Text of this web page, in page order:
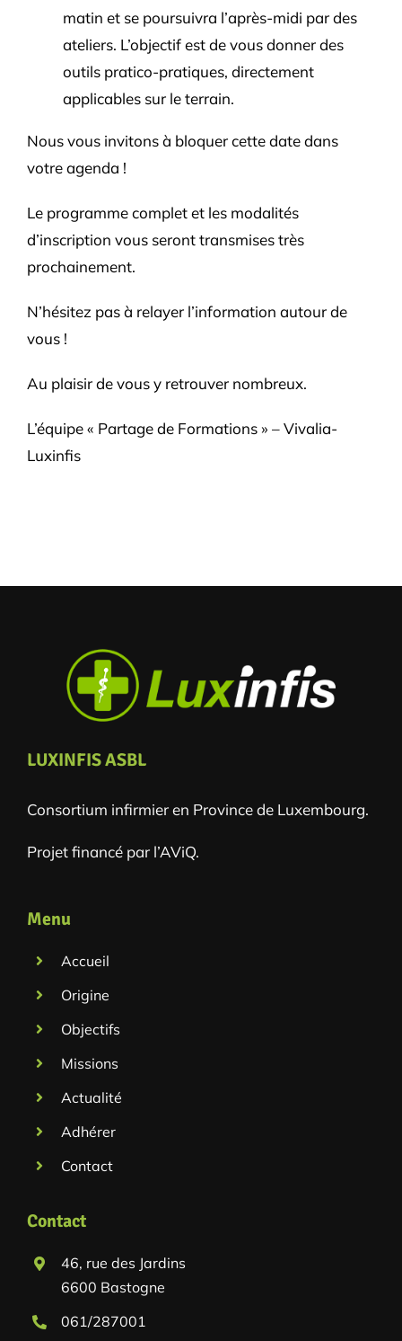
matin et se poursuivra l’après-midi par des
ateliers. L’objectif est de vous donner des
outils pratico-pratiques, directement
applicables sur le terrain.
Nous vous invitons à bloquer cette date dans
votre agenda !
Le programme complet et les modalités
d’inscription vous seront transmises très
prochainement.
N’hésitez pas à relayer l’information autour de
vous !
Au plaisir de vous y retrouver nombreux.
L’équipe « Partage de Formations » – Vivalia-
Luxinfis
LUXINFIS ASBL
Consortium infirmier en Province de Luxembourg.
Projet financé par l’AViQ.
Menu
Accueil
Origine
Objectifs
Missions
Actualité
Adhérer
Contact
Contact
46, rue des Jardins
6600 Bastogne
061/287001